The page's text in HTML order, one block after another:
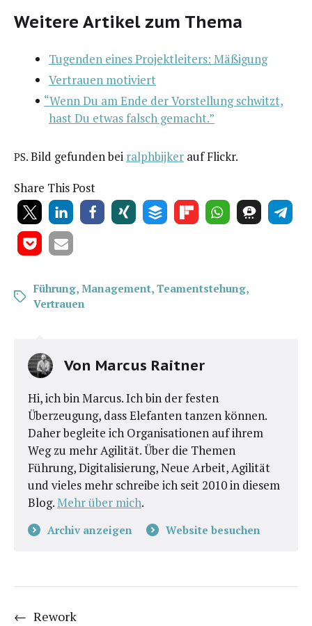
Weitere Artikel zum Thema
Tugen­den eines Pro­jekt­lei­ters: Mäßigung
Ver­trau­en motiviert
“Wenn Du am Ende der Vor­stel­lung schwitzt,
hast Du etwas falsch gemacht.”
PS. Bild gefun­den bei ralph­bi­jker auf Flickr.
Share This Post
Führung, Management, Teamentstehung,
Vertrauen
Von Marcus Raitner
Hi, ich bin Marcus. Ich bin der festen
Überzeugung, dass Elefanten tanzen können.
Daher begleite ich Organisationen auf ihrem
Weg zu mehr Agilität. Über die Themen
Führung, Digitalisierung, Neue Arbeit, Agilität
und vieles mehr schreibe ich seit 2010 in diesem
Blog.Mehr über mich.
Archiv anzeigen Website besuchen
← Rework